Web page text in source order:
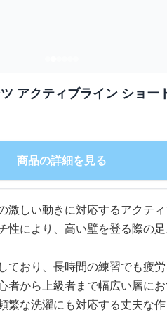
アクティブライン ショー
商品の詳細を見る
激しい動きに対応するアクティ
性により、高い壁を登る際の
ており、長時間の練習でも疲
者から上級者まで幅広い層にお
繁な洗濯にも対応する丈夫な作